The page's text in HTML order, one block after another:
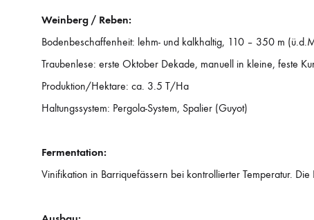
Weinberg / Reben:
Bodenbeschaffenheit: lehm- und kalkhaltig, 110 – 350 m
Traubenlese: erste Oktober Dekade, manuell in kleine, feste
Produktion/Hektare: ca. 3.5 T/Ha
Haltungssystem: Pergola-System, Spalier (Guyot)
Fermentation:
Vinifikation in Barriquefässern bei kontrollierter Temperatur.